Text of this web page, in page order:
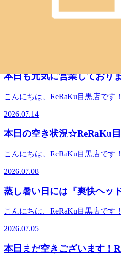
00（最終受付20：20）TEL．．．
しています。１2時30分よりご
状況は都度変わりますのでご注
＃もみほぐし＃リラクゼーショ
本日の空き状況☆ReRaKu
だけます。※ご予約状況は都度変
みいただいてありがとうございま
～21：00（最終受付20：20）TEL
＃目黒川＃目黒駅近＃JR山手線
＃東京メトロ南北線＃もみほぐし
り＃土日祝営業
本日も元気に営業しており
こんにちは、ReRaKu目黒店です
外と室内の温度差により、体調不
はぜひリラクゼーションをご利
ように、Re.Ra.Ku目黒店は本日
況は都度変わりますのでご注意く
りお待ちしております。最後まで
20：20）TEL．．．03-3491-0212
＃JR山手線＃都営三田線＃東急
＃もみほぐし＃リラクゼーショ
2026.07.14
本日の空き状況☆ReRaKu
こんにちは、ReRaKu目黒店です
がございます。笑顔でお待ちして
ただけます。※ご予約状況は都度
さい。スタッフ一同心よりお待ち
30～21：00（最終受付20：20）
黒＃目黒川＃目黒駅近＃JR山手
こり＃土日祝営業
2026.07.08
蒸し暑い日には『爽快ヘッ
こんにちは、ReRaKu目黒店です
が雨も降ったりしてなんとなくス
時にはRe.Ra.Kuの『爽快ヘッド
ものヘッドスパにプラスするだけ
2026.07.05
本日まだ空きございます！